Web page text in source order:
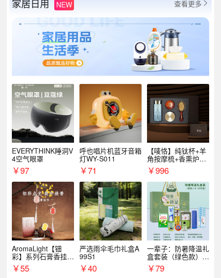
家居日用 NEW 查看更多 
EVERYTHINK睡洞V
4空气眼罩
￥97
呼也唱片机蓝牙音箱
灯WY-S011
￥71
【唛恪】纯钛杯+羊
角按摩梳+香熏炉
+气垫梳
￥996
AromaLight【钿
彩】系列石膏香挂
（代发香味随机）
￥55
严选雨伞毛巾礼盒A
99S1
￥40
一辈子：防暑降温礼
盒套装（绿色款）支
持自由搭配
￥79